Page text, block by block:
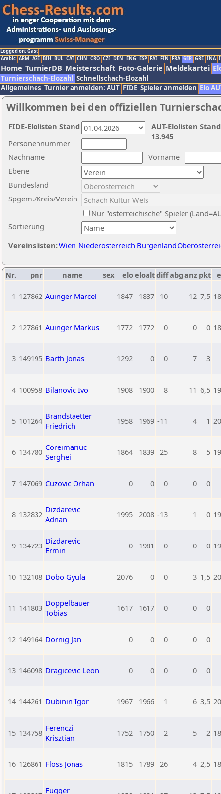
Logged on: Gast
Arabic ARM AZE BIH BUL CAT CHN CRO CZE DEN ENG ESP FAI FIN FRA GER GRE INA
Home TurnierDB Meisterschaft Foto-Galerie Meldekartei
Turnierschach-Elozahl Schnellschach-Elozahl
Allgemeines Turnier anmelden: AUT FIDE Spieler anmelden Elo
Willkommen bei den offiziellen
Nachname
Vorname
Ebene
Sortierung
Personennummer
Bundesland
Spgem./Kreis/Verein
Nur "österreichische" Spieler
Vereinslisten:Wien Niederösterreich Burgenland
AUT-Elolisten
13.945
FIDE-Elolisten Stand
Nr. pnr name sex eloeloaltdiffabg anz pkt
1 127862 Auinger Marcel 1847 1837 10 12 7,5
2 127861 Auinger Markus 1772 1772 0 0 0
3 149195 Barth Jonas 1292 0 0 7 3
4 100958 Bilanovic Ivo 1908 1900 8 11 6,5
5 101264 Brandstaetter
Friedrich
1958 1969 -11 4 1
6 134780 Coreimariuc
Serghei
1864 1839 25 8 5
7 147069 Cuzovic Orhan 0 0 0 0 0
8 132832 Dizdarevic
Adnan
1995 2008 -13 1 0
9 134723 Dizdarevic
Ermin
0 1981 0 0 0
10 132108 Dobo Gyula 2076 0 0 3 1,5
11 141803 Doppelbauer
Tobias
1617 1617 0 0 0
12 149164 Dornig Jan 0 0 0 0 0
13 146098 Dragicevic Leon 0 0 0 0 0
14 144261 Dubinin Igor 1967 1966 1 6 3,5
15 134758 Ferenczi
Krisztian
1752 1750 2 5 2
16 126861 Floss Jonas 1815 1789 26 4 2,5
Fugger